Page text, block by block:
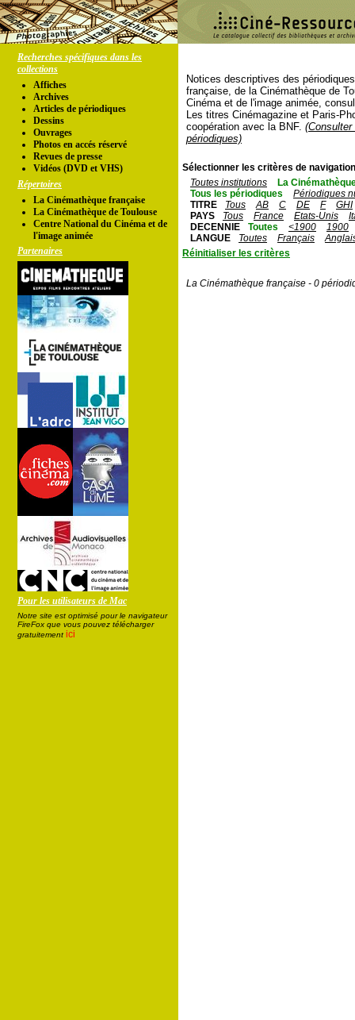
Recherches spécifiques dans les
collections
Affiches
Archives
Articles de périodiques
Dessins
Ouvrages
Photos en accés réservé
Revues de presse
Vidéos (DVD et VHS)
Répertoires
La Cinémathèque française
La Cinémathèque de Toulouse
Centre National du Cinéma et de
l'image animée
Partenaires
Pour les utilisateurs de Mac
Notre site est optimisé pour le navigateur
FireFox que vous pouvez télécharger
gratuitement ici
Notices descriptives des
française, de la Cinémathèque de
Cinéma et de l'image animée,
Les titres Cinémagazine et Paris-
coopération avec la BNF.
périodiques)
Sélectionner les critères de
Toutes institutions
La
Tous les périodiques
Périodiques
TITRE
Tous AB C DE F
GHI
PAYS
Tous France Etats-Unis
DECENNIE
Toutes <1900
1900
LANGUE
Toutes Français
Réinitialiser les critères
La Cinémathèque française - 0